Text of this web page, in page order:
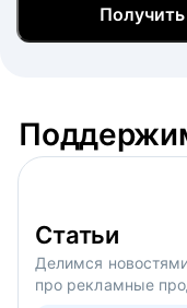
Статьи
Делимся
про рекламные